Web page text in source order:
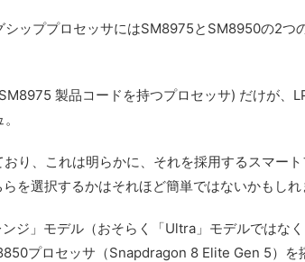
シッププロセッサにはSM8975とSM8950の2
製品コードを持つプロセッサ) だけが、
。
り、これは明らかに、それを採用するスマー
を選択するかはそれほど簡単ではないかもしれ
ジ」モデル（おそらく「Ultra」モデルではな
プロセッサ（Snapdragon 8 Elite Gen 5）